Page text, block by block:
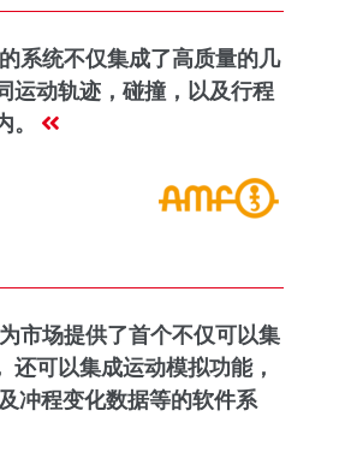
的系统不仅集成了高质量的几
运动轨迹，碰撞，以及行程
。
为市场提供了首个不仅可以集
还可以集成运动模拟功能，
冲程变化数据等的软件系